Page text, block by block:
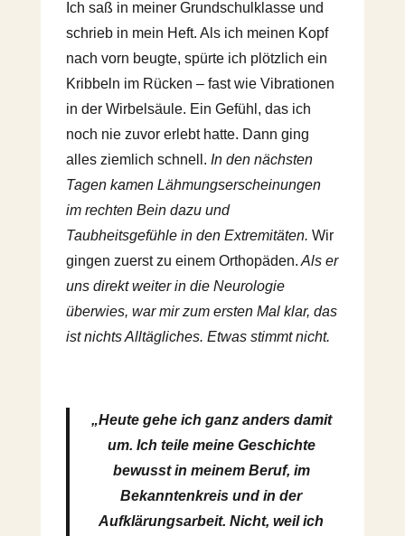
Ich saß in meiner Grundschulklasse und
schrieb in mein Heft. Als ich meinen Kopf
nach vorn beugte, spürte ich plötzlich ein
Kribbeln im Rücken – fast wie Vibrationen
in der Wirbelsäule. Ein Gefühl, das ich
noch nie zuvor erlebt hatte. Dann ging
alles ziemlich schnell. In den nächsten
Tagen kamen Lähmungserscheinungen
im rechten Bein dazu und
Taubheitsgefühle in den Extremitäten.Wir
gingen zuerst zu einem Orthopäden. Als er
uns direkt weiter in die Neurologie
überwies, war mir zum ersten Mal klar, das
ist nichts Alltägliches. Etwas stimmt nicht.
„Heute gehe ich ganz anders damit
um. Ich teile meine Geschichte
bewusst in meinem Beruf, im
Bekanntenkreis und in der
Aufklärungsarbeit. Nicht, weil ich